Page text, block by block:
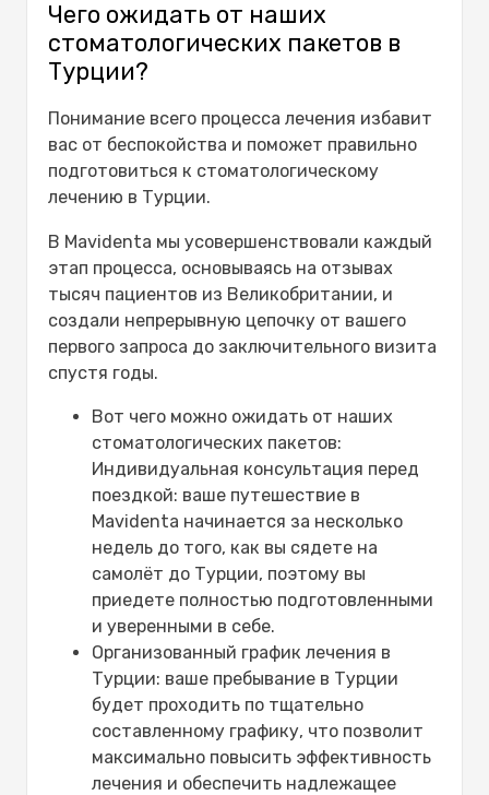
Чего ожидать от наших
стоматологических пакетов в
Турции?
Понимание всего процесса лечения избавит
вас от беспокойства и поможет правильно
подготовиться к стоматологическому
лечению в Турции.
В Mavidenta мы усовершенствовали каждый
этап процесса, основываясь на отзывах
тысяч пациентов из Великобритании, и
создали непрерывную цепочку от вашего
первого запроса до заключительного визита
спустя годы.
Вот чего можно ожидать от наших
стоматологических пакетов:
Индивидуальная консультация перед
поездкой: ваше путешествие в
Mavidenta начинается за несколько
недель до того, как вы сядете на
самолёт до Турции, поэтому вы
приедете полностью подготовленными
и уверенными в себе.
Организованный график лечения в
Турции: ваше пребывание в Турции
будет проходить по тщательно
составленному графику, что позволит
максимально повысить эффективность
лечения и обеспечить надлежащее